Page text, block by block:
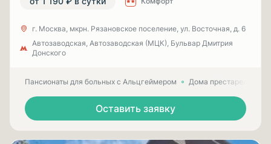
г. Москва, мкрн. Рязановское поселение, ул. Восточная, д. 6
Автозаводская, Автозаводская (МЦК), Бульвар Дмитрия
Донского
Пансионаты для больных с Альцгеймером Дома престарелых
Оставить заявку